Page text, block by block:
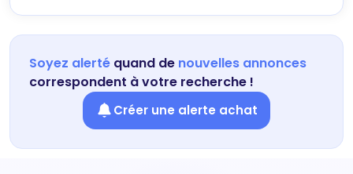
Soyez alerté quand de nouvelles annonces
correspondent à votre recherche !
Créer une alerte achat